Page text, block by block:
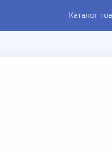
Каталог